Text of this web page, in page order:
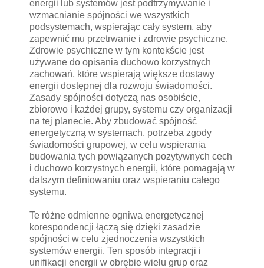
energii lub systemów jest podtrzymywanie i
wzmacnianie spójności we wszystkich
podsystemach, wspierając cały system, aby
zapewnić mu przetrwanie i zdrowie psychiczne.
Zdrowie psychiczne w tym kontekście jest
używane do opisania duchowo korzystnych
zachowań, które wspierają większe dostawy
energii dostępnej dla rozwoju świadomości.
Zasady spójności dotyczą nas osobiście,
zbiorowo i każdej grupy, systemu czy organizacji
na tej planecie. Aby zbudować spójność
energetyczną w systemach, potrzeba zgody
świadomości grupowej, w celu wspierania
budowania tych powiązanych pozytywnych cech
i duchowo korzystnych energii, które pomagają w
dalszym definiowaniu oraz wspieraniu całego
systemu.
Te różne odmienne ogniwa energetycznej
korespondencji łączą się dzięki zasadzie
spójności w celu zjednoczenia wszystkich
systemów energii. Ten sposób integracji i
unifikacji energii w obrębie wielu grup oraz